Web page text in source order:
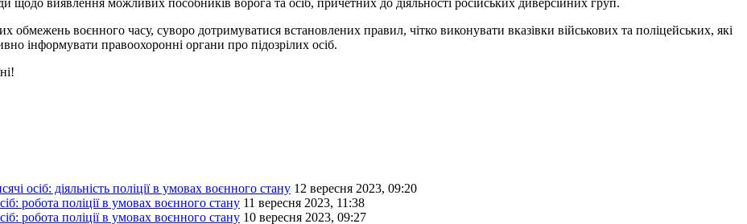
воєнного часу, суворо дотримуватися встановлених правил, чітко виконувати вказівки військових та поліцейських, які
інформувати правоохоронні органи про підозрілих осіб.
осіб: діяльність поліції в умовах воєнного стану 12 вересня 2023, 09:20
робота поліції в умовах воєнного стану 11 вересня 2023, 11:38
робота поліції в умовах воєнного стану 10 вересня 2023, 09:27